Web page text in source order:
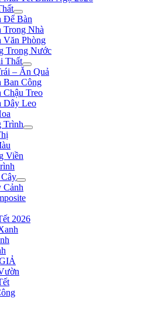
Để Bàn
Trong Nhà
Văn Phòng
Trong Nước
Thất
– Ăn Quả
Ban Công
Chậu Treo
Dây Leo
Trình
Viền
Cảnh
2026